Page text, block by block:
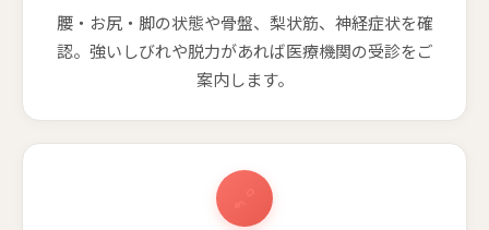
腰・お尻・脚の状態や骨盤、梨状筋、神経症状を確
認。強いしびれや脱力があれば医療機関の受診をご
案内します。